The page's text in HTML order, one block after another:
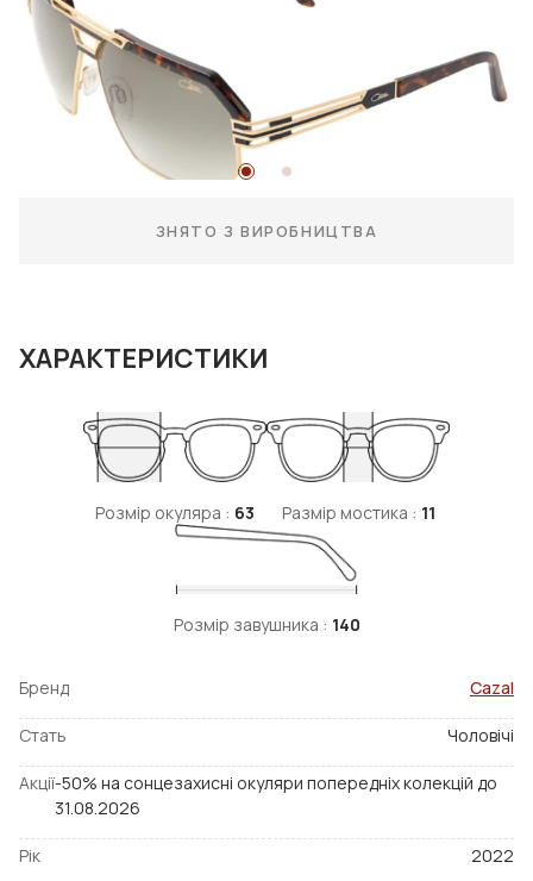
ЗНЯТО З ВИРОБНИЦТВА
ХАРАКТЕРИСТИКИ
Розмір окуляра : 63 Размір мостика : 11
Розмір завушника : 140
Бренд Cazal
Стать Чоловічі
Акції-50% на сонцезахисні окуляри попередніх колекцій до
31.08.2026
Рік 2022